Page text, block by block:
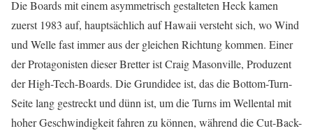
Die Boards mit einem asymmetrisch gestalteten Heck kamen
zuerst 1983 auf, hauptsächlich auf Hawaii versteht sich, wo Wind
und Welle fast immer aus der gleichen Richtung kommen. Einer
der Protagonisten dieser Bretter ist Craig Masonville, Produzent
der High-Tech-Boards. Die Grundidee ist, das die Bottom-Turn-
Seite lang gestreckt und dünn ist, um die Turns im Wellental mit
hoher Geschwindigkeit fahren zu können, während die Cut-Back-